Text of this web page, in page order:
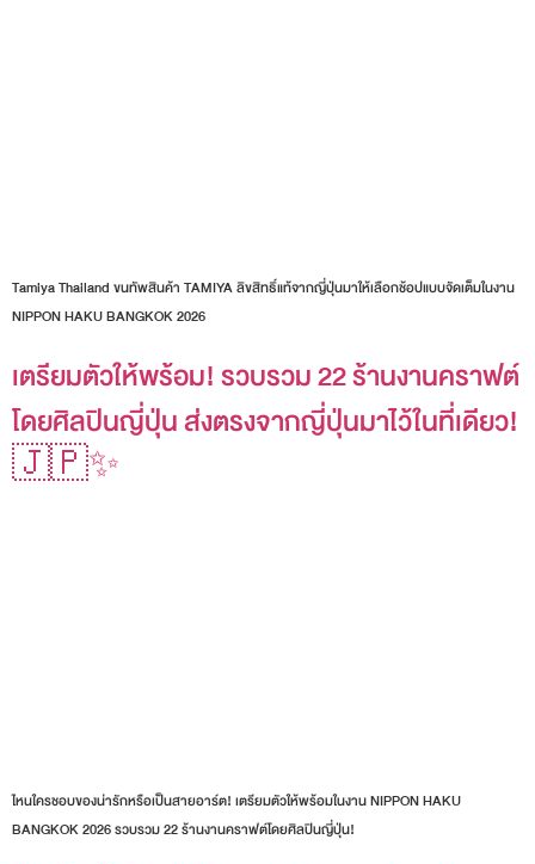
Tamiya Thailand ขนทัพสินค้า TAMIYA ลิขสิทธิ์แท้จากญี่ปุ่นมาให้เลือกช้อปแบบจัดเต็มในงาน
NIPPON HAKU BANGKOK 2026
เตรียมตัวให้พร้อม! รวบรวม 22 ร้านงานคราฟต์
โดยศิลปินญี่ปุ่น ส่งตรงจากญี่ปุ่นมาไว้ในที่เดียว!
🇯🇵✨
ไหนใครชอบของน่ารักหรือเป็นสายอาร์ต! เตรียมตัวให้พร้อมในงาน NIPPON HAKU
BANGKOK 2026 รวบรวม 22 ร้านงานคราฟต์โดยศิลปินญี่ปุ่น!